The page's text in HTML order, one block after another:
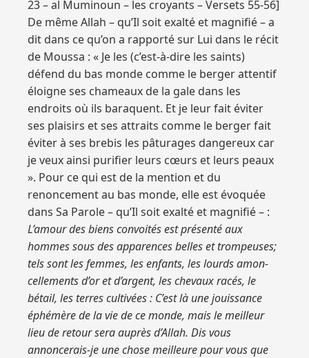
23 – al Muminoun – les croyants – Versets 55-56]
De même Allah – qu’Il soit exalté et magnifié – a
dit dans ce qu’on a rapporté sur Lui dans le récit
de Moussa : « Je les (c’est-à-dire les saints)
défend du bas monde comme le berger attentif
éloigne ses chameaux de la gale dans les
endroits où ils baraquent. Et je leur fait éviter
ses plaisirs et ses attraits comme le berger fait
éviter à ses brebis les pâturages dangereux car
je veux ainsi purifier leurs cœurs et leurs peaux
». Pour ce qui est de la mention et du
renoncement au bas monde, elle est évoquée
dans Sa Parole – qu’Il soit exalté et magnifié – :
L’amour des biens convoités est présenté aux
hommes sous des apparences belles et trompeuses;
tels sont les femmes, les enfants, les lourds amon-
cellements d’or et d’argent, les chevaux racés, le
bétail, les terres cultivées : C’est là une jouissance
éphémère de la vie de ce monde, mais le meilleur
lieu de retour sera auprès d’Allah. Dis vous
annoncerais-je une chose meilleure pour vous que